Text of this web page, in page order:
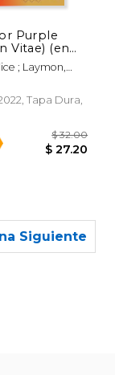
Purple
Vitae) (en
; Laymon,
Tapa Dura,
Siguiente